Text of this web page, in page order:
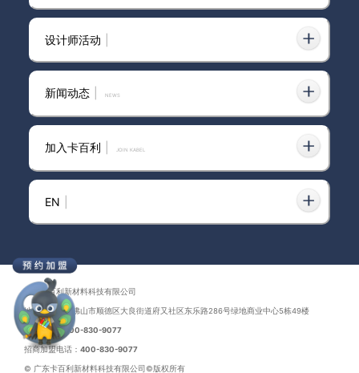
卡百利艺术涂料——梵高色彩系
极简风装修想出彩？全屋选卡百
利蛋壳光艺术漆，高级又好打理
卡百利主动营销|重庆奉节、贵州
设计师活动
新闻动态 news
加入卡百利 JOIN KABEL
EN
广东卡百利新材料科技有限公司
地址：广东省佛山市顺德区大良街道府又社区东乐路286号绿地商业中心5栋49楼
联系电话：400-830-9077
招商加盟电话： 400-830-9077
© 广东卡百利新材料科技有限公司©版权所有